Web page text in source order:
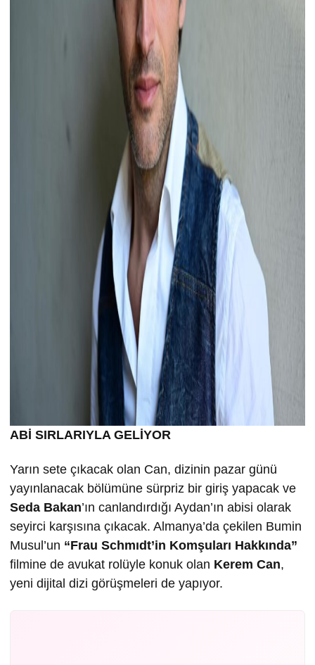
ABİ SIRLARIYLA GELİYOR
Yarın sete çıkacak olan Can, dizinin pazar günü
yayınlanacak bölümüne sürpriz bir giriş yapacak ve
Seda Bakan’ın canlandırdığı Aydan’ın abisi olarak
seyirci karşısına çıkacak. Almanya’da çekilen Bumin
Musul’un “Frau Schmıdt’in Komşuları Hakkında”
filmine de avukat rolüyle konuk olan Kerem Can,
yeni dijital dizi görüşmeleri de yapıyor.